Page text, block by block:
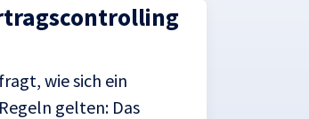
wie sich ein
gelten: Das